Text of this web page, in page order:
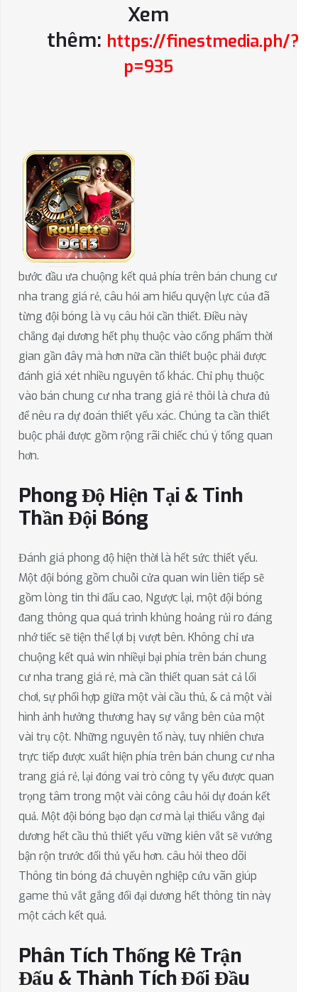
Xem
thêm: https://finestmedia.ph/?
p=935
bước đầu ưa chuộng kết quả phía trên bán chung cư
nha trang giá rẻ, câu hỏi am hiểu quyện lực của đã
từng đội bóng là vụ câu hỏi cần thiết. Điều này
chẳng đại dương hết phụ thuộc vào cống phẩm thời
gian gần đây mà hơn nữa cần thiết buộc phải được
đánh giá xét nhiều nguyên tố khác. Chỉ phụ thuộc
vào bán chung cư nha trang giá rẻ thôi là chưa đủ
để nêu ra dự đoán thiết yếu xác. Chúng ta cần thiết
buộc phải được gồm rộng rãi chiếc chú ý tổng quan
hơn.
Phong Độ Hiện Tại & Tinh
Thần Đội Bóng
Đánh giá phong độ hiện thời là hết sức thiết yếu.
Một đội bóng gồm chuỗi cửa quan win liên tiếp sẽ
gồm lòng tin thi đấu cao, Ngược lại, một đội bóng
đang thông qua quá trình khủng hoảng rủi ro đáng
nhớ tiếc sẽ tiện thể lợi bị vượt bên. Không chỉ ưa
chuộng kết quả win nhiềụi bại phía trên bán chung
cư nha trang giá rẻ, mà cần thiết quan sát cả lối
chơi, sự phối hợp giữa một vài cầu thủ, & cả một vài
hình ảnh hưởng thương hay sự vắng bên của một
vài trụ cột. Những nguyên tố này, tuy nhiên chưa
trực tiếp được xuất hiện phía trên bán chung cư nha
trang giá rẻ, lại đóng vai trò công ty yếu được quan
trọng tâm trong một vài công câu hỏi dự đoán kết
quả. Một đội bóng bạo dạn cơ mà lại thiếu vắng đại
dương hết cầu thủ thiết yếu vững kiên vắt sẽ vướng
bận rộn trước đối thủ yếu hơn. câu hỏi theo dõi
Thông tin bóng đá chuyên nghiệp cứu vãn giúp
game thủ vắt gắng đổi đại dương hết thông tin này
một cách kết quả.
Phân Tích Thống Kê Trận
Đấu & Thành Tích Đối Đầu